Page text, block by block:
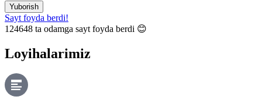
Yuborish
Sayt foyda berdi!
124648 ta odamga sayt foyda berdi 😊
Loyihalarimiz